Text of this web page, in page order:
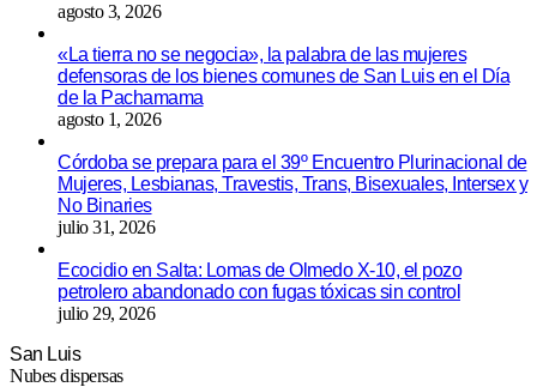
agosto 3, 2026
«La tierra no se negocia», la palabra de las mujeres
defensoras de los bienes comunes de San Luis en el Día
de la Pachamama
agosto 1, 2026
Córdoba se prepara para el 39º Encuentro Plurinacional de
Mujeres, Lesbianas, Travestis, Trans, Bisexuales, Intersex y
No Binaries
julio 31, 2026
Ecocidio en Salta: Lomas de Olmedo X-10, el pozo
petrolero abandonado con fugas tóxicas sin control
julio 29, 2026
San Luis
Nubes dispersas